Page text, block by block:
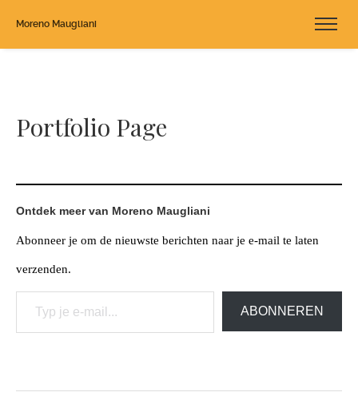
Moreno Maugliani
Portfolio Page
Ontdek meer van Moreno Maugliani
Abonneer je om de nieuwste berichten naar je e-mail te laten
verzenden.
Typ je e-mail...
ABONNEREN